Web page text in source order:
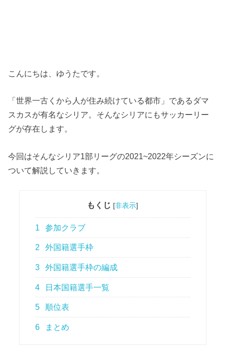
こんにちは、ゆうたです。
「世界一古くから人が住み続けている都市」であるダマ
スカスが有名なシリア。そんなシリアにもサッカーリー
グが存在します。
今回はそんなシリア1部リーグの2021~2022年シーズンに
ついて解説していきます。
もくじ [非表示]
1 参加クラブ
2 外国籍選手枠
3 外国籍選手枠の編成
4 日本国籍選手一覧
5 順位表
6 まとめ